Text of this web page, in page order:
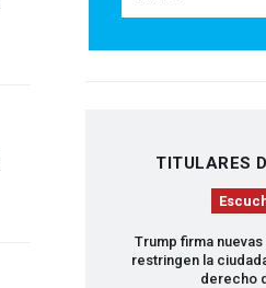
TITULARES
Trump firma
restringen la
derecho